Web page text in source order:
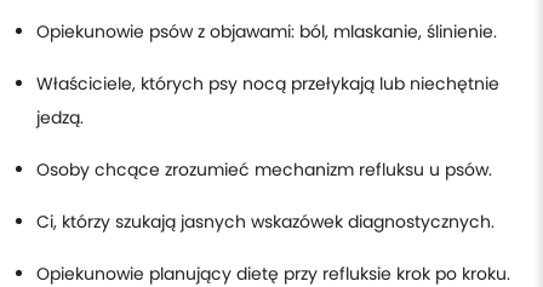
Opiekunowie psów z objawami: ból, mlaskanie, ślinienie.
Właściciele, których psy nocą przełykają lub niechętnie
jedzą.
Osoby chcące zrozumieć mechanizm refluksu u psów.
Ci, którzy szukają jasnych wskazówek diagnostycznych.
Opiekunowie planujący dietę przy refluksie krok po kroku.